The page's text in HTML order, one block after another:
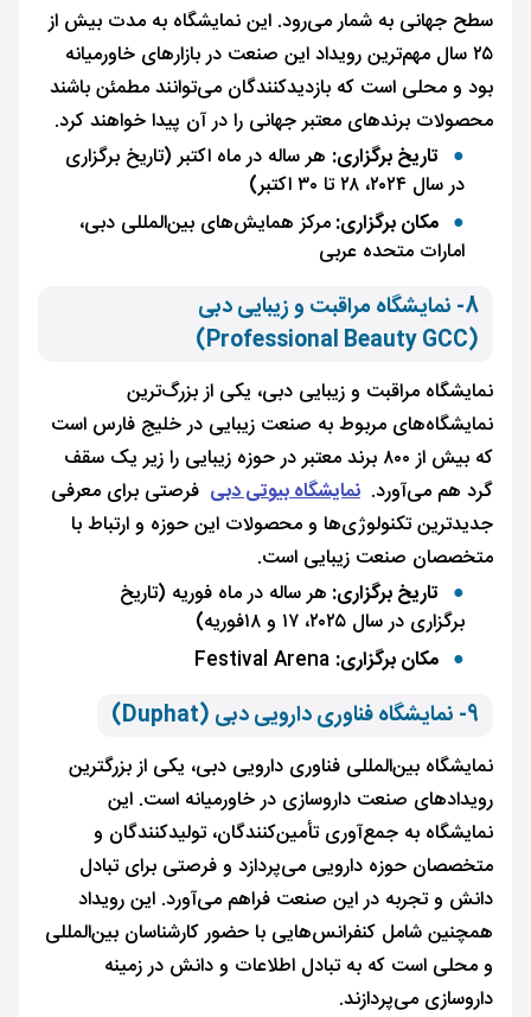
سطح جهانی به شمار می‌رود. این نمایشگاه به مدت بیش از
۲۵ سال مهم‌ترین رویداد این صنعت در بازارهای خاورمیانه
بود و محلی است که بازدیدکنندگان می‌توانند مطمئن باشند
محصولات برندهای معتبر جهانی را در آن پیدا خواهند کرد.
تاریخ برگزاری: هر ساله در ماه اکتبر (تاریخ برگزاری
در سال ۲۰۲۴، ۲۸ تا ۳۰ اکتبر)
مکان برگزاری:مرکز همایش‌های بین‌المللی دبی،
امارات متحده عربی
8- نمایشگاه مراقبت و زیبایی دبی
(Professional Beauty GCC)
نمایشگاه مراقبت و زیبایی دبی، یکی از بزرگ‌ترین
نمایشگاه‌های مربوط به صنعت زیبایی در خلیج فارس است
که بیش از ۸۰۰ برند معتبر در حوزه زیبایی را زیر یک سقف
گرد هم می‌آورد. نمایشگاه بیوتی دبی فرصتی برای معرفی
جدیدترین تکنولوژی‌ها و محصولات این حوزه و ارتباط با
متخصصان صنعت زیبایی است.
تاریخ برگزاری: هر ساله در ماه فوریه (تاریخ
برگزاری در سال ۲۰۲۵، ۱۷ و ۱۸فوریه)
مکان برگزاری:
9- نمایشگاه فناوری دارویی دبی (Duphat)
نمایشگاه بین‌المللی فناوری دارویی دبی، یکی از بزرگترین
رویدادهای صنعت داروسازی در خاورمیانه است. این
نمایشگاه به جمع‌آوری تأمین‌کنندگان، تولیدکنندگان و
متخصصان حوزه دارویی می‌پردازد و فرصتی برای تبادل
دانش و تجربه در این صنعت فراهم می‌آورد. این رویداد
همچنین شامل کنفرانس‌هایی با حضور کارشناسان بین‌المللی
و محلی است که به تبادل اطلاعات و دانش در زمینه
داروسازی می‌پردازند.